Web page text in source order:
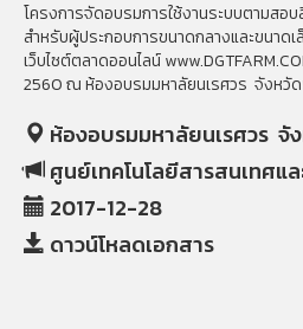
โครงการจัดอบรมการใช้งานระบบตามสอ
สำหรับผู้ประกอบการขนาดกลางและขนาด
เว็บไซต์ตลาดออนไลน์
2560 ณ ห้องอบรมมหาลัยนเรศวร จังหวั
ห้องอบรมมหาลัยนเรศวร
ศูนย์เทคโนโลยีสารสนเทศแ
2017-12-28
ดาวน์โหลดเอกสาร